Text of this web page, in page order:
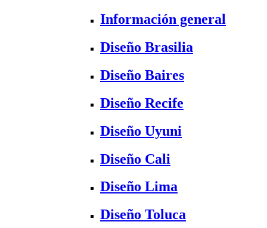
Información general
Diseño Brasilia
Diseño Baires
Diseño Recife
Diseño Uyuni
Diseño Cali
Diseño Lima
Diseño Toluca